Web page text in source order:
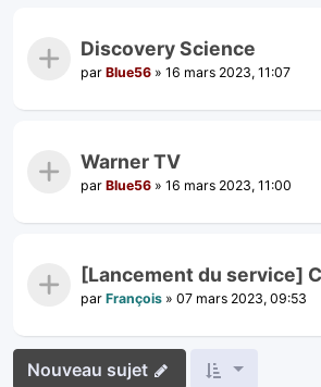
Discovery Science
par Blue56 » 16 mars 2023, 11:07
Warner TV
par Blue56 » 16 mars 2023, 11:00
[Lancement du service]
par François » 07 mars 2023, 09:53
Nouveau sujet